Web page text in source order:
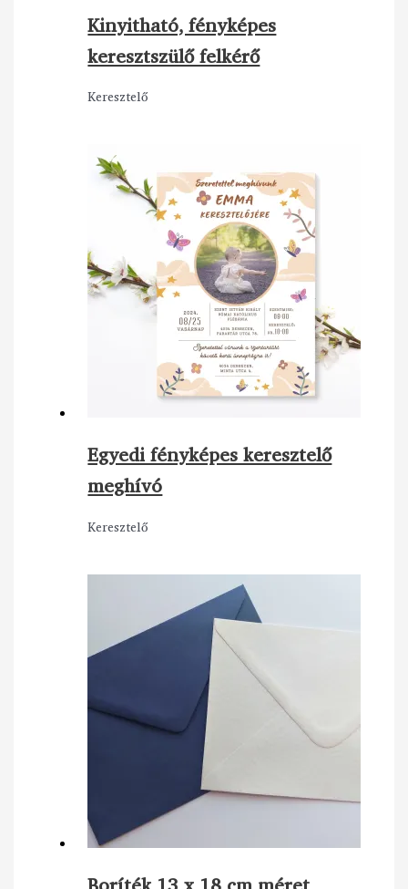
Kinyitható, fényképes
keresztszülő felkérő
Keresztelő
Egyedi fényképes keresztelő
meghívó
Keresztelő